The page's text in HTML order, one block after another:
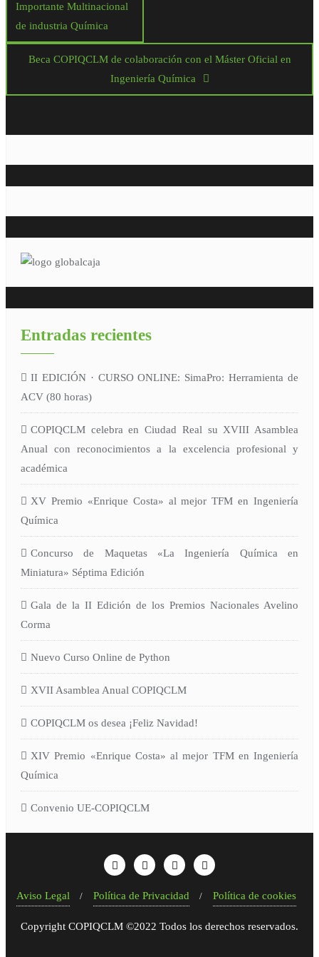
Importante Multinacional
de industria Química
Beca COPIQCLM de colaboración con el Máster Oficial en
Ingeniería Química
Entradas recientes
II EDICIÓN · CURSO ONLINE: SimaPro: Herramienta de
ACV (80 horas)
COPIQCLM celebra en Ciudad Real su XVIII Asamblea
Anual con reconocimientos a la excelencia profesional y
académica
XV Premio «Enrique Costa» al mejor TFM en Ingeniería
Química
Concurso de Maquetas «La Ingeniería Química en
Miniatura» Séptima Edición
Gala de la II Edición de los Premios Nacionales Avelino
Corma
Nuevo Curso Online de Python
XVII Asamblea Anual COPIQCLM
COPIQCLM os desea ¡Feliz Navidad!
XIV Premio «Enrique Costa» al mejor TFM en Ingeniería
Química
Convenio UE-COPIQCLM
Aviso Legal Política de Privacidad Política de cookies
Copyright COPIQCLM ©2022 Todos los derechos reservados.